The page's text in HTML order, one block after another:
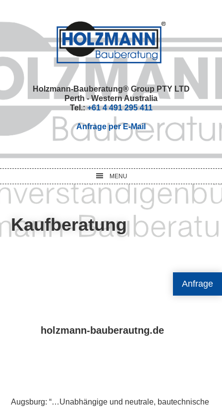
Anfrage
Holzmann-Bauberatung® Group PTY LTD
Perth - Western Australia
Tel.:+61 4 491 295 411
Anfrage per E-Mail
MENU
Kaufberatung
holzmann-bauberautng.de
Augsburg: “…Unabhängige und neutrale, bautechnische